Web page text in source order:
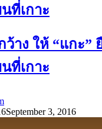
ที่เกาะ
ว้าง ให้ “แกะ”
ที่เกาะ
September 3, 2016